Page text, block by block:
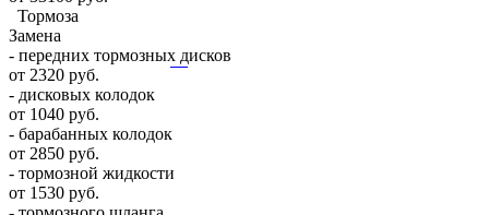
Тормоза
Замена
- передних тормозных дисков
от 2320 руб.
- дисковых колодок
от 1040 руб.
- барабанных колодок
от 2850 руб.
- тормозной жидкости
от 1530 руб.